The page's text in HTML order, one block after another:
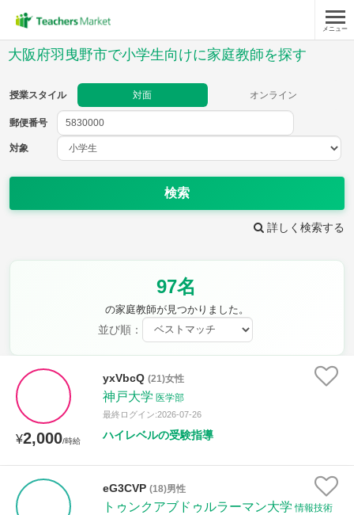
メニュー
大阪府羽曳野市で小学生向けに家庭教師を探す
授業スタイル 対面 オンライン
郵便番号
対象
検索
詳しく検索する
97名
の家庭教師が見つかりました。
並び順：
¥2,000/時給
yxVbcQ (21)女性
神戸大学 医学部
最終ログイン:2026-07-26
ハイレベルの受験指導
eG3CVP (18)男性
トゥンクアブドゥルラーマン大学 情報技術
郵便番号
教科
理科
保健・体育 図画工作 書写
時給：¥1,000 ～ ¥10,000
授業可能日
土曜日 日曜日